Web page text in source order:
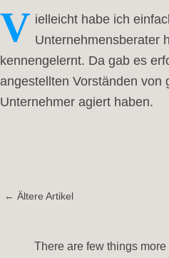
V ielleicht habe ich
Unternehmensberater
kennengelernt. Da gab es
angestellten Vorständen von
Unternehmer agiert haben.
← Ältere Artikel
There are few things